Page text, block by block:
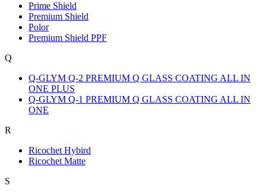
Prime Shield
Premium Shield
Polor
Premium Shield PPF
Q
Q-GLYM Q-2 PREMIUM Q GLASS COATING ALL IN
ONE PLUS
Q-GLYM Q-1 PREMIUM Q GLASS COATING ALL IN
ONE
R
Ricochet Hybird
Ricochet Matte
S